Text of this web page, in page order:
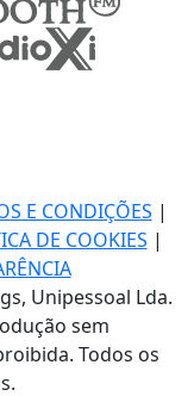
E CONDIÇÕES |
DE COOKIES |
Unipessoal Lda.
sem
Todos os